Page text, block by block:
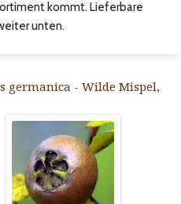
kommt. Lieferbare
unten.
germanica - Wilde Mispel,